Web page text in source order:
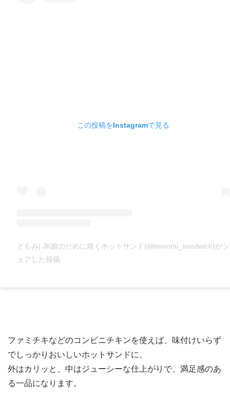
この投稿をInstagramで見る
ともみ| JK娘のために焼くホットサンド(@tomomi_sandwich)がシ
ェアした投稿
ファミチキなどのコンビニチキンを使えば、味付けいらず
でしっかりおいしいホットサンドに。
外はカリッと、中はジューシーな仕上がりで、満足感のあ
る一品になります。